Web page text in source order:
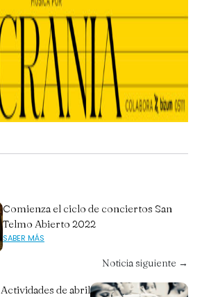
Comienza el ciclo de conciertos San
Telmo Abierto 2022
SABER MÁS
Noticia siguiente →
Actividades de abril